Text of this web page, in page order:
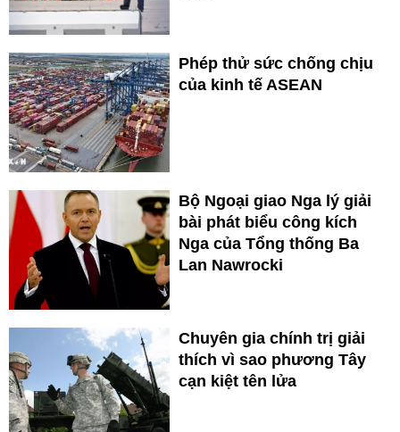
Phép thử sức chống chịu
của kinh tế ASEAN
Bộ Ngoại giao Nga lý giải
bài phát biểu công kích
Nga của Tổng thống Ba
Lan Nawrocki
Chuyên gia chính trị giải
thích vì sao phương Tây
cạn kiệt tên lửa